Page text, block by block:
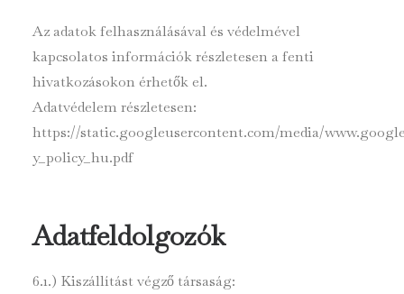
Az adatok felhasználásával és védelmével
kapcsolatos információk részletesen a fenti
hivatkozásokon érhetők el.
Adatvédelem részletesen:
https://static.googleusercontent.com/media/
y_policy_hu.pdf
Adatfeldolgozók
6.1.) Kiszállítást végző társaság: